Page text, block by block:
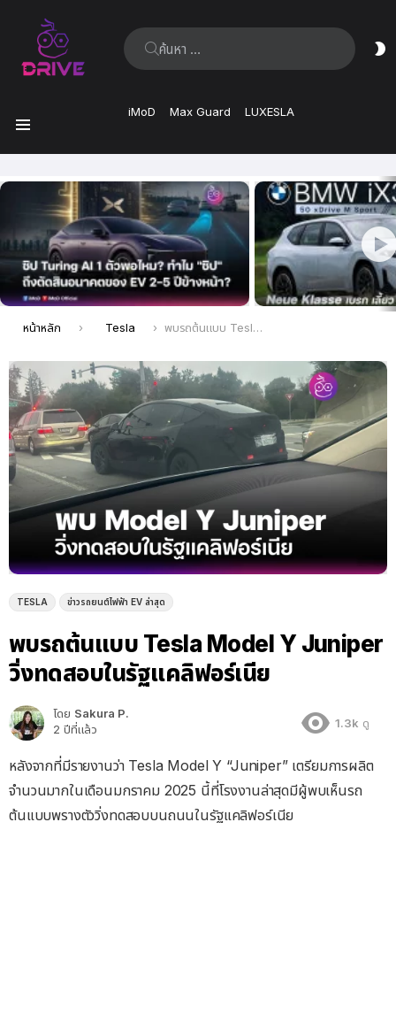
ค้นหา:
iMoD Max Guard LUXESLA
ล่าสุด
คุณอยู่ที่นี่:
หน้าหลัก Tesla พบรถต้นแบบ Tesla Model Y Juniper วิ่งทดสอบในรัฐแคลิฟอร์เนีย
TESLA ข่าวรถยนต์ไฟฟ้า EV ล่าสุด
พบรถต้นแบบ Tesla Model Y Juniper
วิ่งทดสอบในรัฐแคลิฟอร์เนีย
โดย Sakura P.
2 ปีที่แล้ว
1.3k ดู
หลังจากที่มีรายงานว่า Tesla Model Y “Juniper” เตรียมการผลิต
จำนวนมากในเดือนมกราคม 2025 นี้ที่โรงงานล่าสุดมีผู้พบเห็นรถ
ต้นแบบพรางตัววิ่งทดสอบบนถนนในรัฐแคลิฟอร์เนีย